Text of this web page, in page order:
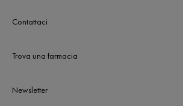
Contattaci
Trova una farmacia
Newsletter